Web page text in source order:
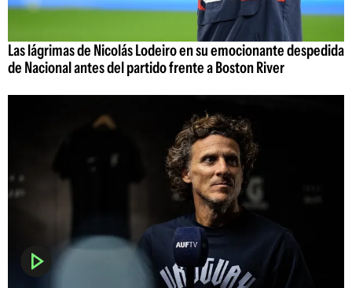
Las lágrimas de Nicolás Lodeiro en su emocionante despedida
de Nacional antes del partido frente a Boston River